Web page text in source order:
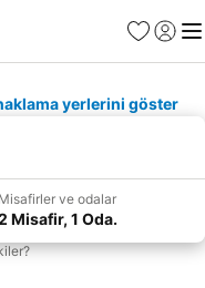
Favoriler
Giriş
yerlerini göster
Misafirler ve odalar
Misafir, 1 Oda.